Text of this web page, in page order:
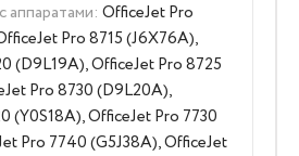
аппаратами: OfficeJet Pro
Pro 8715 (J6X76A),
(D9L19A), OfficeJet Pro 8725
Pro 8730 (D9L20A),
(Y0S18A), OfficeJet Pro 7730
Pro 7740 (G5J38A), OfficeJet